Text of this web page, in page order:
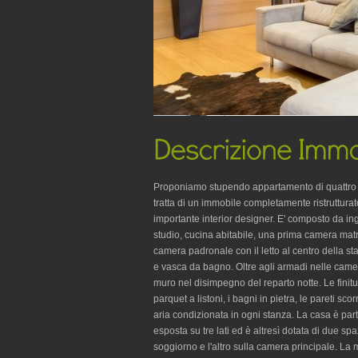
Proponiamo stupendo appartamento di
tratta di un immobile completamente
importante interior designer. E' composto da
studio, cucina abitabile, una prima camera
camera padronale con il letto al centro della
e vasca da bagno. Oltre agli armadi nelle
muro nel disimpegno del reparto notte. Le
parquet a listoni, i bagni in pietra, le pareti
aria condizionata in ogni stanza. La casa è
esposta su tre lati ed è altresì dotata di due
soggiorno e l'altro sulla camera principale. La